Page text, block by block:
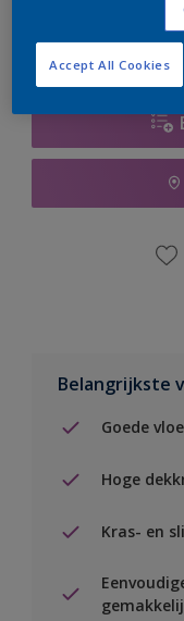
Belangrijkste
Goede
Hoge
Kras- en
Accept All Cookies